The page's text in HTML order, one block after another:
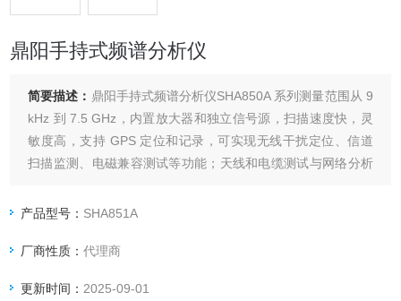
鼎阳手持式频谱分析仪
简要描述： 鼎阳手持式频谱分析仪SHA850A 系列测量范围从 9
kHz 到 7.5 GHz，内置放大器和独立信号源，扫描速度快，灵
敏度高，支持 GPS 定位和记录，可实现无线干扰定位、信道
扫描监测、电磁兼容测试等功能；天线和电缆测试与网络分析
口网络矢量分析功能。
产品型号： SHA851A
厂商性质：代理商
更新时间： 2025-09-01